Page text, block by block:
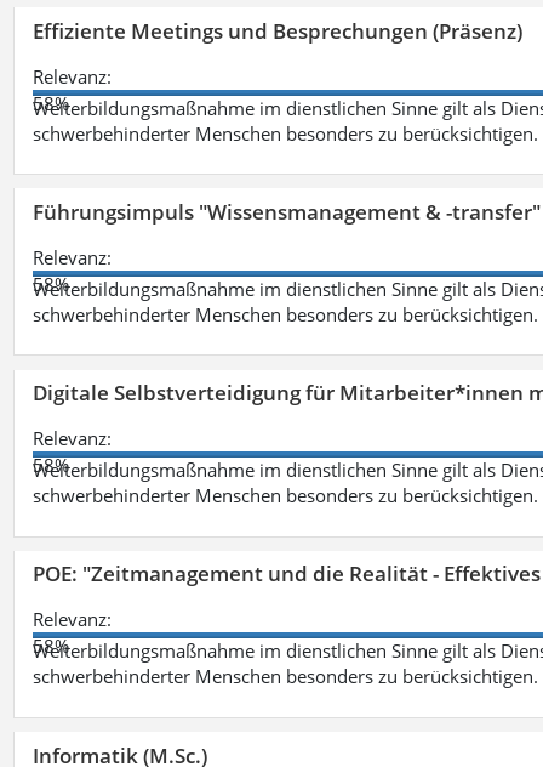
Effiziente Meetings und Besprechungen (Präsenz)
Relevanz:
58%
Weiterbildungsmaßnahme im dienstlichen Sinne gilt als
schwerbehinderter Menschen besonders zu berücksichtigen.
Führungsimpuls "Wissensmanagement & -
Relevanz:
58%
Weiterbildungsmaßnahme im dienstlichen Sinne gilt als
schwerbehinderter Menschen besonders zu berücksichtigen.
Digitale Selbstverteidigung für Mitarbeiter*innen
Relevanz:
58%
Weiterbildungsmaßnahme im dienstlichen Sinne gilt als
schwerbehinderter Menschen besonders zu berücksichtigen.
POE: "Zeitmanagement und die Realität -
Relevanz:
58%
Weiterbildungsmaßnahme im dienstlichen Sinne gilt als
schwerbehinderter Menschen besonders zu berücksichtigen.
Informatik (M.Sc.)